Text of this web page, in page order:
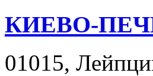
КИЕВО-
01015,